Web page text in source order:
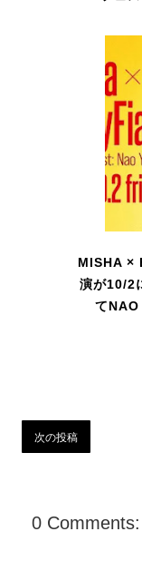
MISHA ×
演が10/2
て
次の投稿
0 Comments: